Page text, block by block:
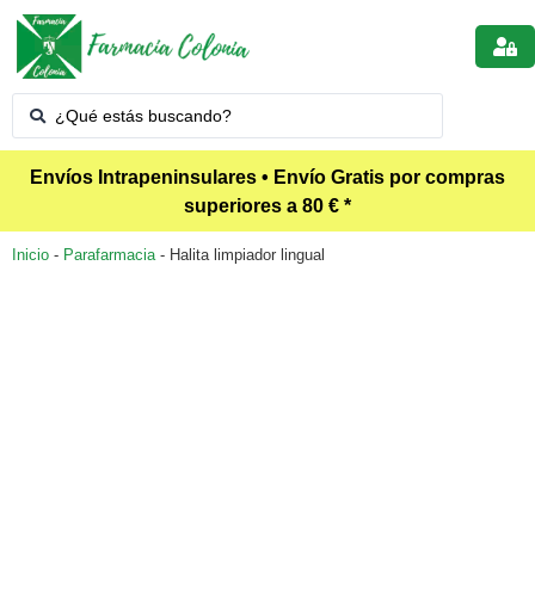
Envíos Intrapeninsulares • Envío Gratis por compras
superiores a 80 € *
Inicio - Parafarmacia- Halita limpiador lingual